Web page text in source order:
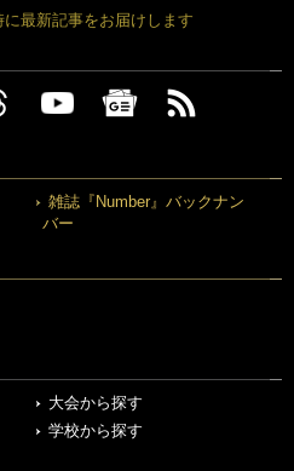
最新記事をお届けします
雑誌『Number』バックナン
バー
大会から探す
学校から探す